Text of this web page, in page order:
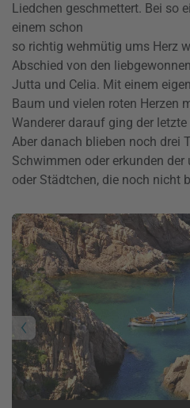
Liedchen geschmettert. Bei so
einem schon
so richtig wehmütig ums Herz
Abschied von den
Jutta und Celia. Mit einem
Baum und vielen roten Herzen
Wanderer darauf ging der
Aber danach blieben noch drei
Schwimmen oder erkunden
oder Städtchen, die noch nicht